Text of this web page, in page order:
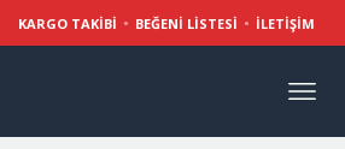
KARGO TAKIBI BEĞENI LISTESI İLETIŞIM